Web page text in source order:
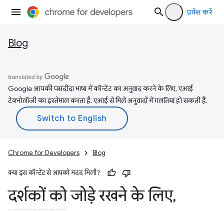
प्रवेश करें
Blog
Google आपकी पसंदीदा भाषा में कॉन्टेंट का अनुवाद करने के लिए, एआई
टेक्नोलॉजी का इस्तेमाल करता है. एआई से मिले अनुवादों में गलतियां हो सकती हैं.
Chrome for Developers Blog
क्या इस कॉन्टेंट से आपको मदद मिली?
दर्शकों को जोड़े रखने के लिए,